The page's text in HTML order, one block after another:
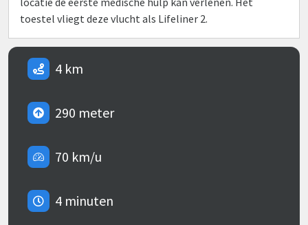
toestel vliegt deze vlucht als Lifeliner 2.
4 km
290 meter
70 km/u
4 minuten